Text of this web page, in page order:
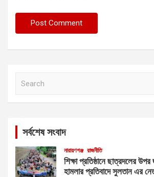
সর্বশেষ সংবাদ
নারায়ণগঞ্জ রাজনীতি
শিক্ষা প্রতিষ্ঠানে ছাত্রদলের উপর
হামলার প্রতিবাদে সুলতান এর